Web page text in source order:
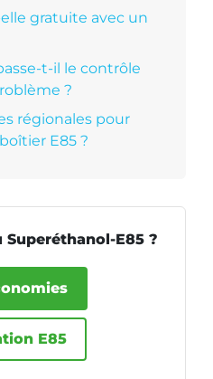
gratuite avec un
t-il le contrôle
?
régionales pour
E85 ?
Superéthanol-E85 ?
E85